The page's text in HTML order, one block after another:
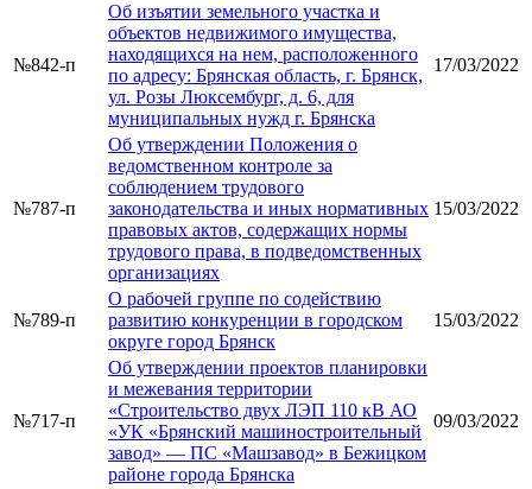
№842-п
Об изъятии земельного участка и
объектов недвижимого имущества,
находящихся на нем, расположенного
по адресу: Брянская область, г. Брянск,
ул. Розы Люксембург, д. 6, для
муниципальных нужд г. Брянска
17/03/2022
№787-п
Об утверждении Положения о
ведомственном контроле за
соблюдением трудового
законодательства и иных нормативных
правовых актов, содержащих нормы
трудового права, в подведомственных
организациях
15/03/2022
№789-п
О рабочей группе по содействию
развитию конкуренции в городском
округе город Брянск
15/03/2022
№717-п
Об утверждении проектов планировки
и межевания территории
«Строительство двух ЛЭП 110 кВ АО
«УК «Брянский машиностроительный
завод» — ПС «Машзавод» в Бежицком
районе города Брянска
09/03/2022